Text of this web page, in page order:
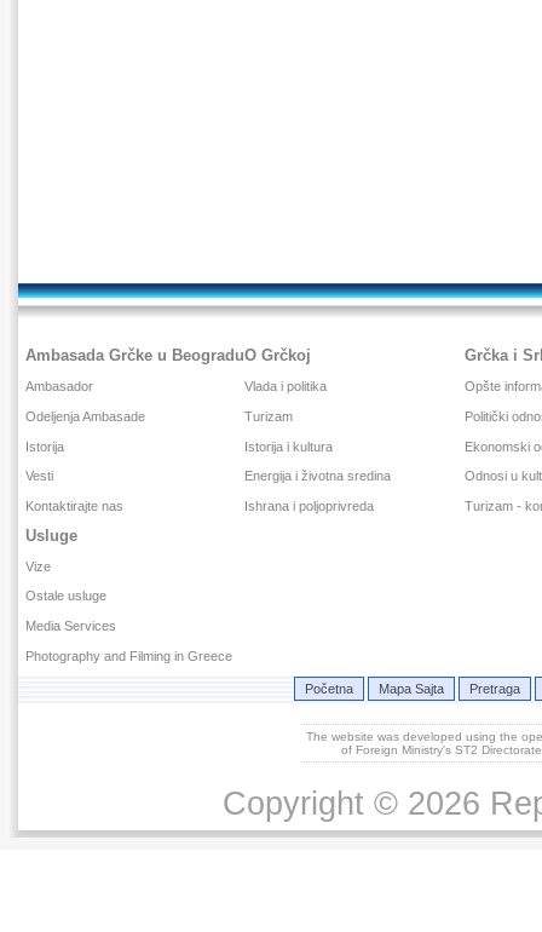
Ambasada Grčke u Beogradu
Ambasador
Odeljenja Ambasade
Istorija
Vesti
Kontaktirajte nas
O Grčkoj
Vlada i politika
Turizam
Istorija i kultura
Energija i životna sredina
Ishrana i poljoprivreda
Grčka i
Opšte
Politički
Ekonomski
Odnosi u
Turizam -
Usluge
Vize
Ostale usluge
Media Services
Photography and Filming in Greece
Početna Mapa Sajta Pretraga
The website was developed using the
of Foreign Ministry's ST2
Copyright © 2026